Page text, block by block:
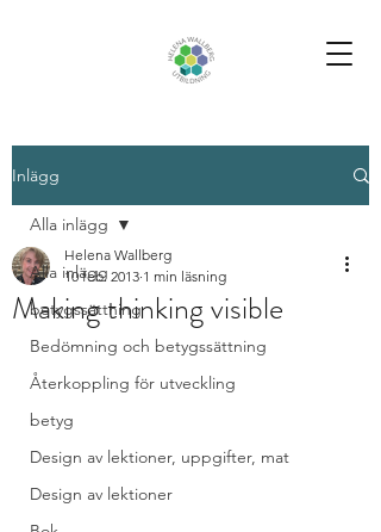
Inlägg
Alla inlägg
betygssättning
Bedömning och betygssättning
Återkoppling för utveckling
betyg
Design av lektioner, uppgifter, mat
Design av lektioner
Alla inlägg
Making thinking visible
Helena Wallberg
10 feb. 2013 1 min läsning